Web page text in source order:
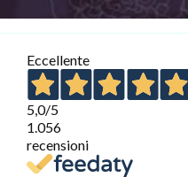
Eccellente
5,0/5
1.056
recensioni